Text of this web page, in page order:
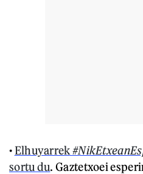
•Elhuyarrek
sortu du. Gaztetxoei